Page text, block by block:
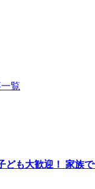
覧
ども大歓迎！ 家族